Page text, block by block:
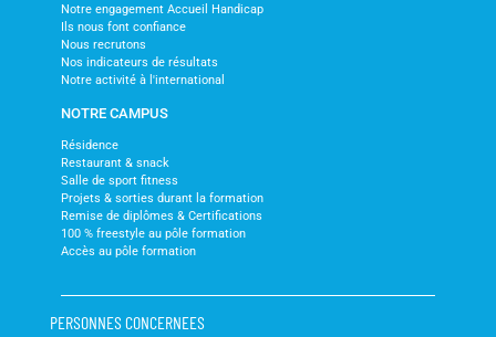
Notre engagement Accueil Handicap
Ils nous font confiance
Nous recrutons
Nos indicateurs de résultats
Notre activité à l'international
NOTRE CAMPUS
Résidence
Restaurant & snack
Salle de sport fitness
Projets & sorties durant la formation
Remise de diplômes & Certifications
100 % freestyle au pôle formation
Accès au pôle formation
PERSONNES CONCERNEES